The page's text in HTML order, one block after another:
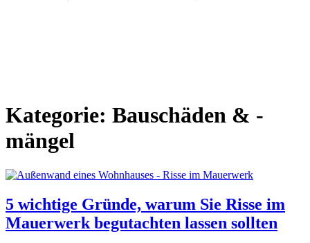
Kategorie: Bauschäden & -
mängel
5 wichtige Gründe, warum Sie Risse im
Mauerwerk begutachten lassen sollten